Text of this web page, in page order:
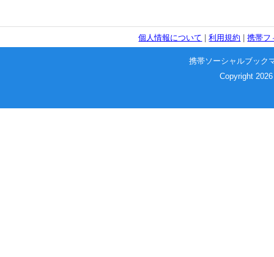
個人情報について |利用規約 |携帯フ
携帯ソーシャルブック
Copyright